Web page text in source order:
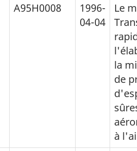
A95H0008
1996-
04-04
Le
la
de
à